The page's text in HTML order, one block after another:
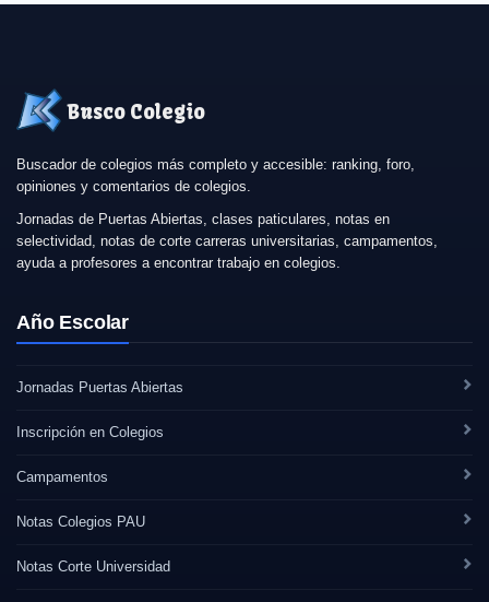
Busco Colegio
Buscador de colegios más completo y accesible: ranking, foro,
opiniones y comentarios de colegios.
Jornadas de Puertas Abiertas, clases paticulares, notas en
selectividad, notas de corte carreras universitarias, campamentos,
ayuda a profesores a encontrar trabajo en colegios.
Año Escolar
Jornadas Puertas Abiertas
Inscripción en Colegios
Campamentos
Notas Colegios PAU
Notas Corte Universidad